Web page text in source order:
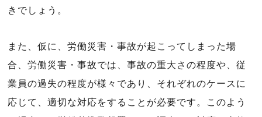
きでしょう。
また、仮に、労働災害・事故が起こってしまった場
合、労働災害・事故では、事故の重大さの程度や、従
業員の過失の程度が様々であり、それぞれのケースに
応じて、適切な対応をすることが必要です。このよう